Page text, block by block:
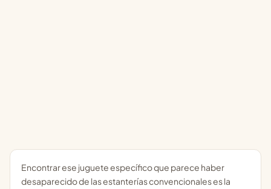
Encontrar ese juguete específico que parece haber
desaparecido de las estanterías convencionales es la